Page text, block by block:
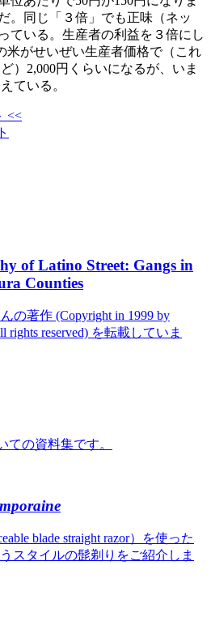
。同じ「３倍」でも正味（ネッ
ている。生産者の利益を３倍にし
米がせいぜい生産者価格で（これ
）2,000円くらいになるが、いま
ている。
<<
of Latino Street: Gangs in
Counties
の著作 (Copyright in 1999 by
rights reserved) を転載していま
ての資料集です。
blade straight razor）を使った
スタイルの髭剃りをご紹介しま